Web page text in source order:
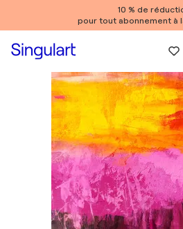
10 % de
pour tout abonnement à